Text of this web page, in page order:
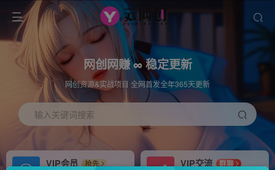
网创网赚 ∞ 稳定更新
网创资源&实战项目 全网首发全年365天更新
输入关键词搜索
VIP会员
抢先
VIP交流
群聊